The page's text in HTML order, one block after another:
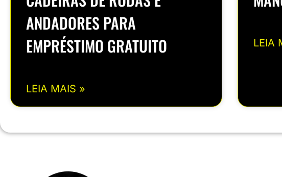
ANDADORES PARA
EMPRÉSTIMO GRATUITO
LEIA MAIS »
LEIA